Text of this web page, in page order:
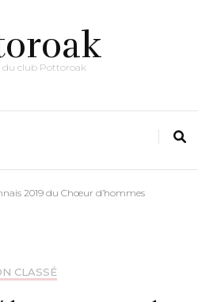
du club Pottoroak
2019 du Chœur d’hommes
CLASSÉ